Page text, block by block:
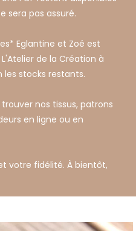
sera pas assuré.
Eglantine et Zoé est
de la Création à
les stocks restants.
nos tissus, patrons
en ligne ou en
votre fidélité. À bientôt,